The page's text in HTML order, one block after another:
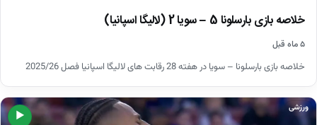
خلاصه بازی بارسلونا 5 – سویا 2 (لالیگا اسپانیا)
۵ ماه قبل
خلاصه بازی بارسلونا – سویا در هفته 28 رقابت های لالیگا اسپانیا فصل 2025/26
▶
ورزشی